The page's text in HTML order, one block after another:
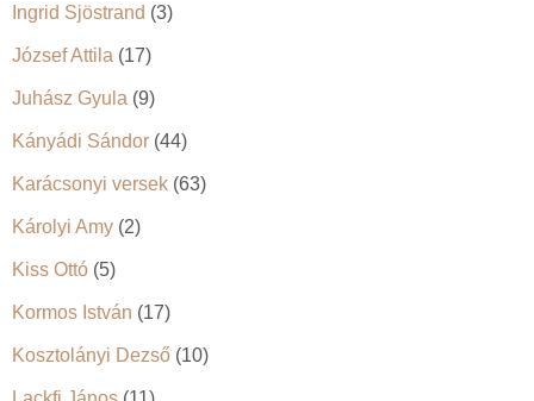
Ingrid Sjöstrand (3)
József Attila (17)
Juhász Gyula (9)
Kányádi Sándor (44)
Karácsonyi versek (63)
Károlyi Amy (2)
Kiss Ottó (5)
Kormos István (17)
Kosztolányi Dezső (10)